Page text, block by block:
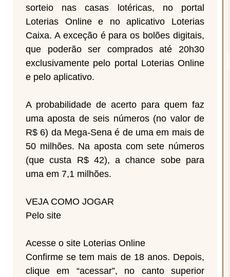
sorteio nas casas lotéricas, no portal
Loterias Online e no aplicativo Loterias
Caixa. A exceção é para os bolões digitais,
que poderão ser comprados até 20h30
exclusivamente pelo portal Loterias Online
e pelo aplicativo.
A probabilidade de acerto para quem faz
uma aposta de seis números (no valor de
R$ 6) da Mega-Sena é de uma em mais de
50 milhões. Na aposta com sete números
(que custa R$ 42), a chance sobe para
uma em 7,1 milhões.
VEJA COMO JOGAR
Pelo site
Acesse o site Loterias Online
Confirme se tem mais de 18 anos. Depois,
clique em “acessar”, no canto superior